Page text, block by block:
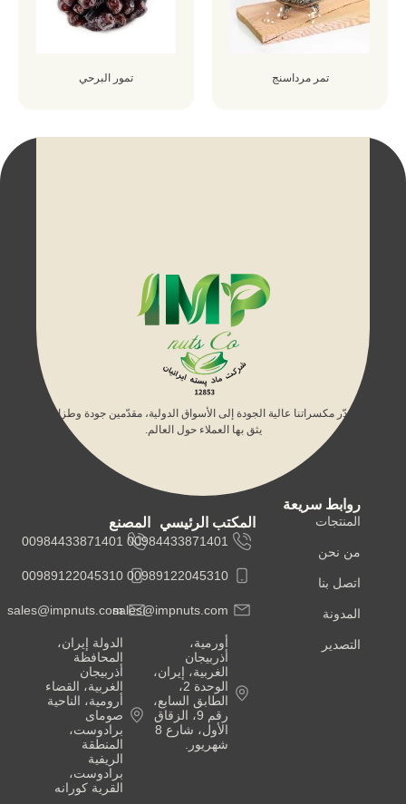
تمر مرداسنج تمور البرحي
نصدّر مكسراتنا عالية الجودة إلى الأسواق الدولية، مقدّمين جودة وطزاجة
يثق بها العملاء حول العالم.
روابط سريعة
المنتجات
من نحن
اتصل بنا
المدونة
التصدير
المكتب الرئيسي
00984433871401
00989122045310
sales@impnuts.com
أورمية،
أذربيجان
الغربية، إيران،
الوحدة 2،
الطابق السابع،
رقم 9، الزقاق
الأول، شارع 8
شهریور.
المصنع
00984433871401
00989122045310
sales@impnuts.com
الدولة إيران،
المحافظة
أذربيجان
الغربية، القضاء
أرومية، الناحية
صومای
برادوست،
المنطقة
الريفية
برادوست،
القرية كورانه